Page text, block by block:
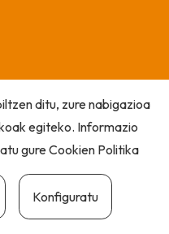
ditu, zure nabigazioa
egiteko. Informazio
gureCookien Politika
Konfiguratu